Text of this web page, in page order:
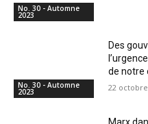
No. 30 - Automne
2023
No. 30 - Automne
2023
Des
de notre
22 octobre
Marx